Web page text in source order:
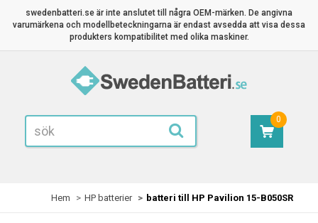
swedenbatteri.se är inte anslutet till några OEM-märken. De angivna
varumärkena och modellbeteckningarna är endast avsedda att visa dessa
produkters kompatibilitet med olika maskiner.
0
Hem HP batterier batteri till HP Pavilion 15-B050SR